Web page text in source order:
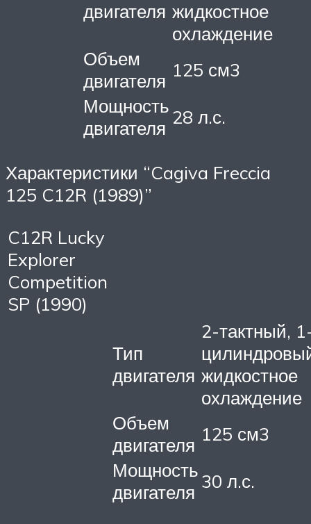
двигателя жидкостное
охлаждение
Объем
двигателя 125 см3
Мощность
двигателя 28 л.с.
Характеристики “Cagiva Freccia
125 C12R (1989)”
C12R Lucky
Explorer
Competition
SP (1990)
Тип
двигателя
2-тактный,
жидкостное
охлаждение
Объем
двигателя 125 см3
Мощность
двигателя 30 л.с.